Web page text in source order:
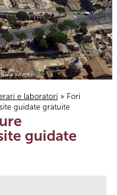
e laboratori » Fori
guidate gratuite
guidate